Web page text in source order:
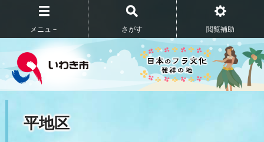
メニュ－ さがす 閲覧補助
平地区